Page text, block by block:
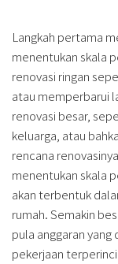
Langkah pertama
menentukan skala
renovasi ringan
atau memperbarui
renovasi besar,
keluarga, atau
rencana
menentukan skala
akan terbentuk
rumah. Semakin
pula anggaran
pekerjaan